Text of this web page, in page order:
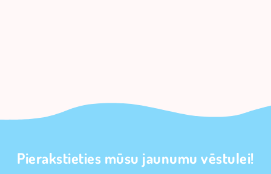
Pierakstieties mūsu jaunumu vēstulei!